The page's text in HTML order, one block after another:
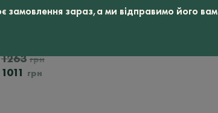
замовлення зараз,а ми відправимо його вам
1263 грн
1011 грн